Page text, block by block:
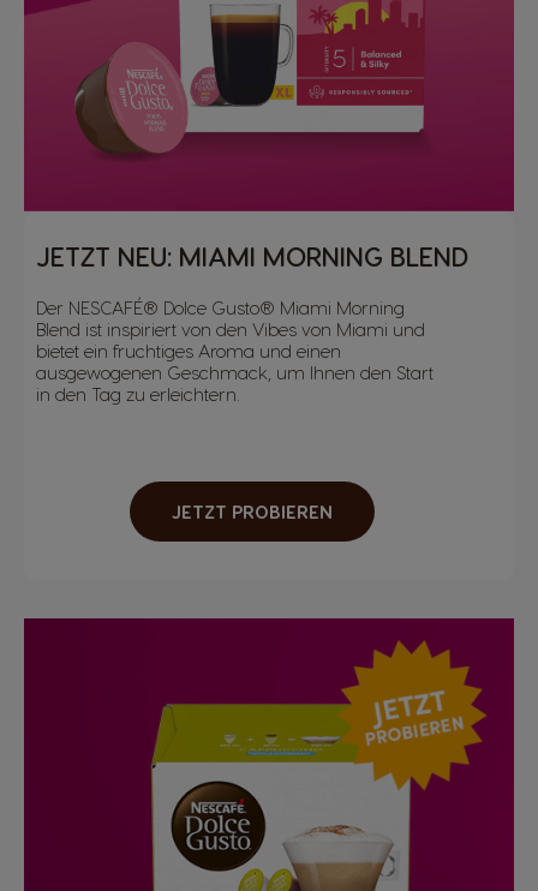
JETZT NEU: MIAMI MORNING BLEND
Der NESCAFÉ® Dolce Gusto® Miami Morning
Blend ist inspiriert von den Vibes von Miami und
bietet ein fruchtiges Aroma und einen
ausgewogenen Geschmack, um Ihnen den Start
in den Tag zu erleichtern.
JETZT PROBIEREN